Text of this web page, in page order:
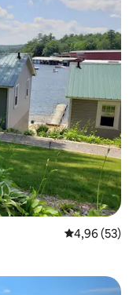
Évaluation
4,96 (53)